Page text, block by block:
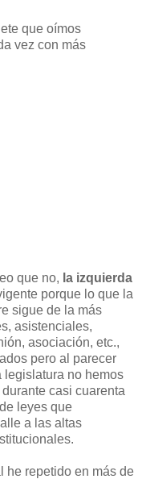
que oímos
vez con más
que no, la izquierda
porque lo que la
sigue de la más
asistenciales,
asociación, etc.,
pero al parecer
egis latura no hemos
casi cuarenta
leyes que
a las altas
ales.
he repetido en más de